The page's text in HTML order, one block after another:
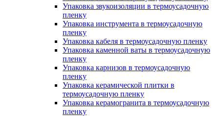
Упаковка звукоизоляции в термоусадочную
пленку
Упаковка инструмента в термоусадочную
пленку
Упаковка кабеля в термоусадочную пленку
Упаковка каменной ваты в термоусадочную
пленку
Упаковка карнизов в термоусадочную
пленку
Упаковка керамической плитки в
термоусадочную пленку
Упаковка керамогранита в термоусадочную
пленку